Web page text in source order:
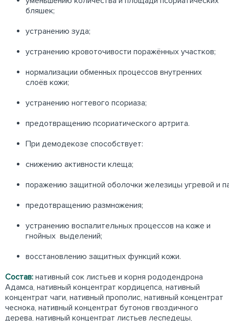
бляшек;
устранению зуда;
устранению кровоточивости поражённых участков;
нормализации обменных процессов внутренних
слоёв кожи;
устранению ногтевого псориаза;
предотвращению псориатического артрита.
При демодекозе способствует:
снижению активности клеща;
поражению защитной оболочки железицы угревой и
предотвращению размножения;
устранению воспалительных процессов на коже и
гнойных выделений;
восстановлению защитных функций кожи.
Состав: нативный сок листьев и корня рододендрона
Адамса, нативный концентрат кордицепса, нативный
концентрат чаги, нативный прополис, нативный концентрат
чеснока, нативный концентрат бутонов гвоздичного
дерева, нативный концентрат листьев леспедецы,